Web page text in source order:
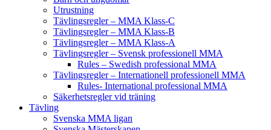
Utrustning
Tävlingsregler – MMA Klass-C
Tävlingsregler – MMA Klass-B
Tävlingsregler – MMA Klass-A
Tävlingsregler – Svensk professionell MMA
Rules – Swedish professional MMA
Tävlingsregler – Internationell professionell MMA
Rules- International professional MMA
Säkerhetsregler vid träning
Tävling
Svenska MMA ligan